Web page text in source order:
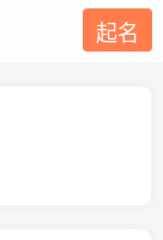
起名